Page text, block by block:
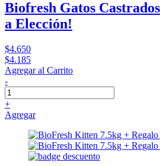
Biofresh Gatos
a Elección!
$4.650
$4.185
Agregar al Carrito
-
+
Agregar